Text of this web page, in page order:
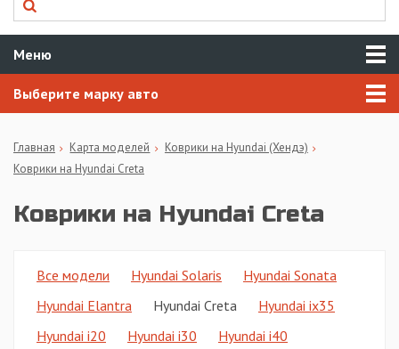
Меню
Выберите марку авто
Главная Карта моделей
Коврики на Hyundai (Хендэ)
Коврики на Hyundai Creta
Коврики на Hyundai Creta
Все модели Hyundai Solaris
Hyundai Sonata
Hyundai Elantra
Hyundai Creta
Hyundai ix35
Hyundai i20
Hyundai i30
Hyundai i40